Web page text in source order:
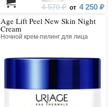
4 570 ₽ от 4 250 ₽
Age Lift Peel New Skin Night
Cream
Ночной крем-пилинг для лица